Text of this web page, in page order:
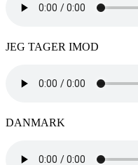
JEG TAGER IMOD
DANMARK